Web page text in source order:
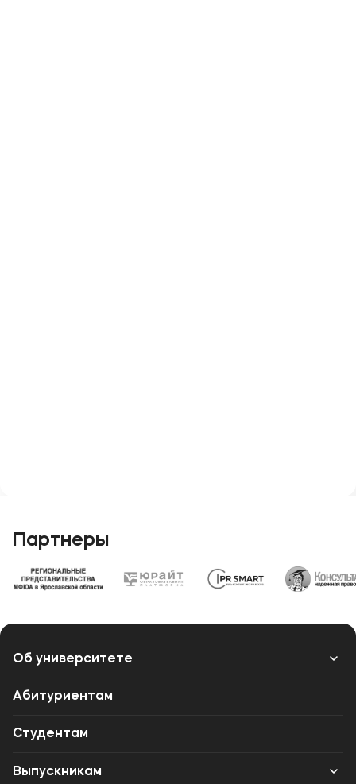
Партнеры
Об университете
Лицензии и документы
Сведения об образовательной организации
Абитуриенту
Абитуриентам
Студентам
Выпускникам